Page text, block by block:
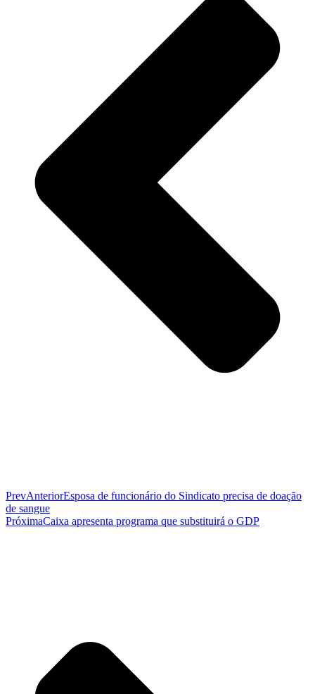
PrevAnteriorEsposa de funcionário do Sindicato precisa de doação
de sangue
PróximaCaixa apresenta programa que substituirá o GDP